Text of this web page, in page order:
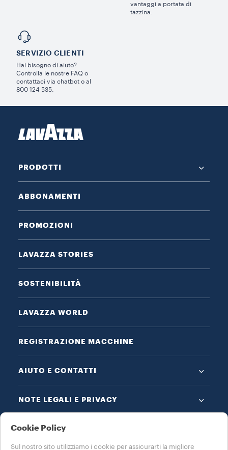
vantaggi a portata di
tazzina.
SERVIZIO CLIENTI​
Hai bisogno di aiuto?​
Controlla le nostre FAQ o
contattaci via chatbot o al
800 124 535.
PRODOTTI
ABBONAMENTI
PROMOZIONI
LAVAZZA STORIES
SOSTENIBILITÀ
LAVAZZA WORLD
REGISTRAZIONE MACCHINE
AIUTO E CONTATTI
NOTE LEGALI E PRIVACY
Cookie Policy
Sul nostro sito utilizziamo i cookie per assicurarti la migliore